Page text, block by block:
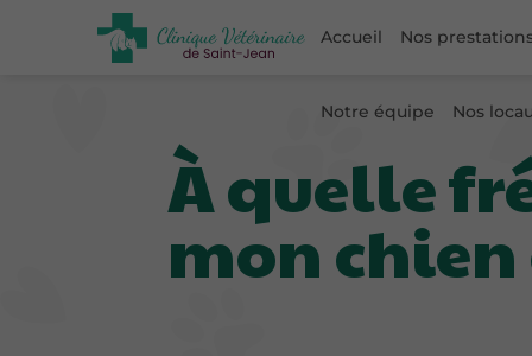
Accueil Nos
Notre équipe Nos
À quelle
mon chien